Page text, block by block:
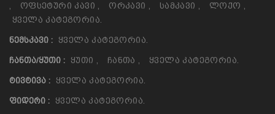
,
Ოფსეტური Კავი , Ორკავი , Სამკავი , Ლოქო ,
Ყველა Კატეგორია.
ᲜᲔᲛᲡᲙᲐᲕᲘ : Ყველა Კატეგორია.
ᲩᲐᲜᲗᲐ/ᲧᲣᲗᲘ : Ყუთი , Ჩანთა , Ყველა Კატეგორია.
ᲢᲘᲕᲢᲘᲕᲐ : Ყველა Კატეგორია.
ᲤᲘᲓᲔᲠᲘ : Ყველა Კატეგორია.